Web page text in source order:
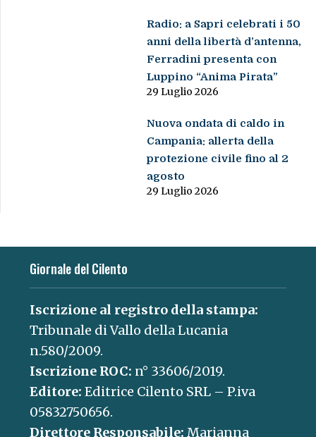
Radio: a Sapri celebrati i 50
anni della libertà d’antenna,
Ferradini presenta con
Luppino “Anima Pirata”
29 Luglio 2026
Nuova ondata di caldo in
Campania: allerta della
protezione civile fino al 2
agosto
29 Luglio 2026
Giornale del Cilento
Iscrizione al registro della stampa:
Tribunale di Vallo della Lucania
n.580/2009.
Iscrizione ROC: n° 33606/2019.
Editore: Editrice Cilento SRL – P.iva
05832750656.
Direttore Responsabile: Marianna